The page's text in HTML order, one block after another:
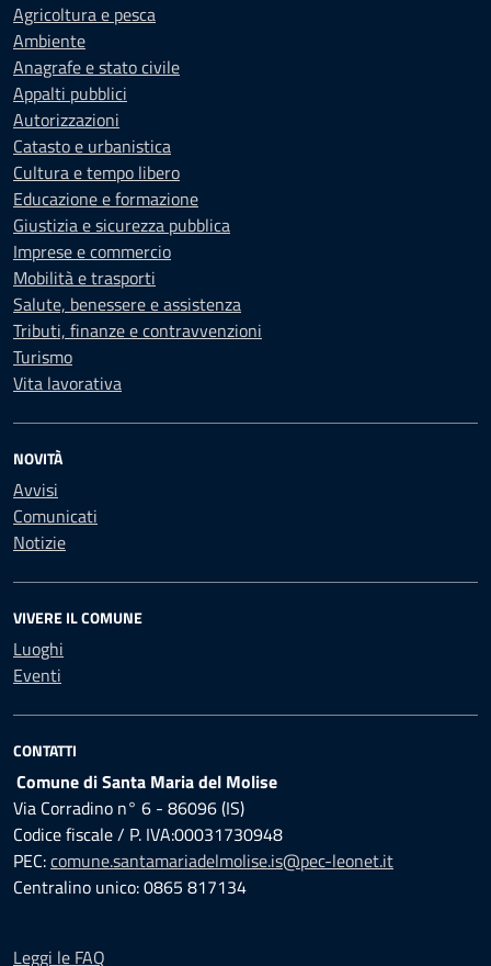
Agricoltura e pesca
Ambiente
Anagrafe e stato civile
Appalti pubblici
Autorizzazioni
Catasto e urbanistica
Cultura e tempo libero
Educazione e formazione
Giustizia e sicurezza pubblica
Imprese e commercio
Mobilità e trasporti
Salute, benessere e assistenza
Tributi, finanze e contravvenzioni
Turismo
Vita lavorativa
NOVITÀ
Avvisi
Comunicati
Notizie
VIVERE IL COMUNE
Luoghi
Eventi
CONTATTI
Comune di Santa Maria del Molise
Via Corradino n° 6 - 86096 (IS)
Codice fiscale / P. IVA:00031730948
PEC:comune.santamariadelmolise.is@pec-leonet.it
Centralino unico: 0865 817134
Leggi le FAQ